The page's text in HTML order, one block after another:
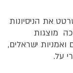
את הניסיונות
מוצגות
אמנים ואמניות ישראלים,
על.